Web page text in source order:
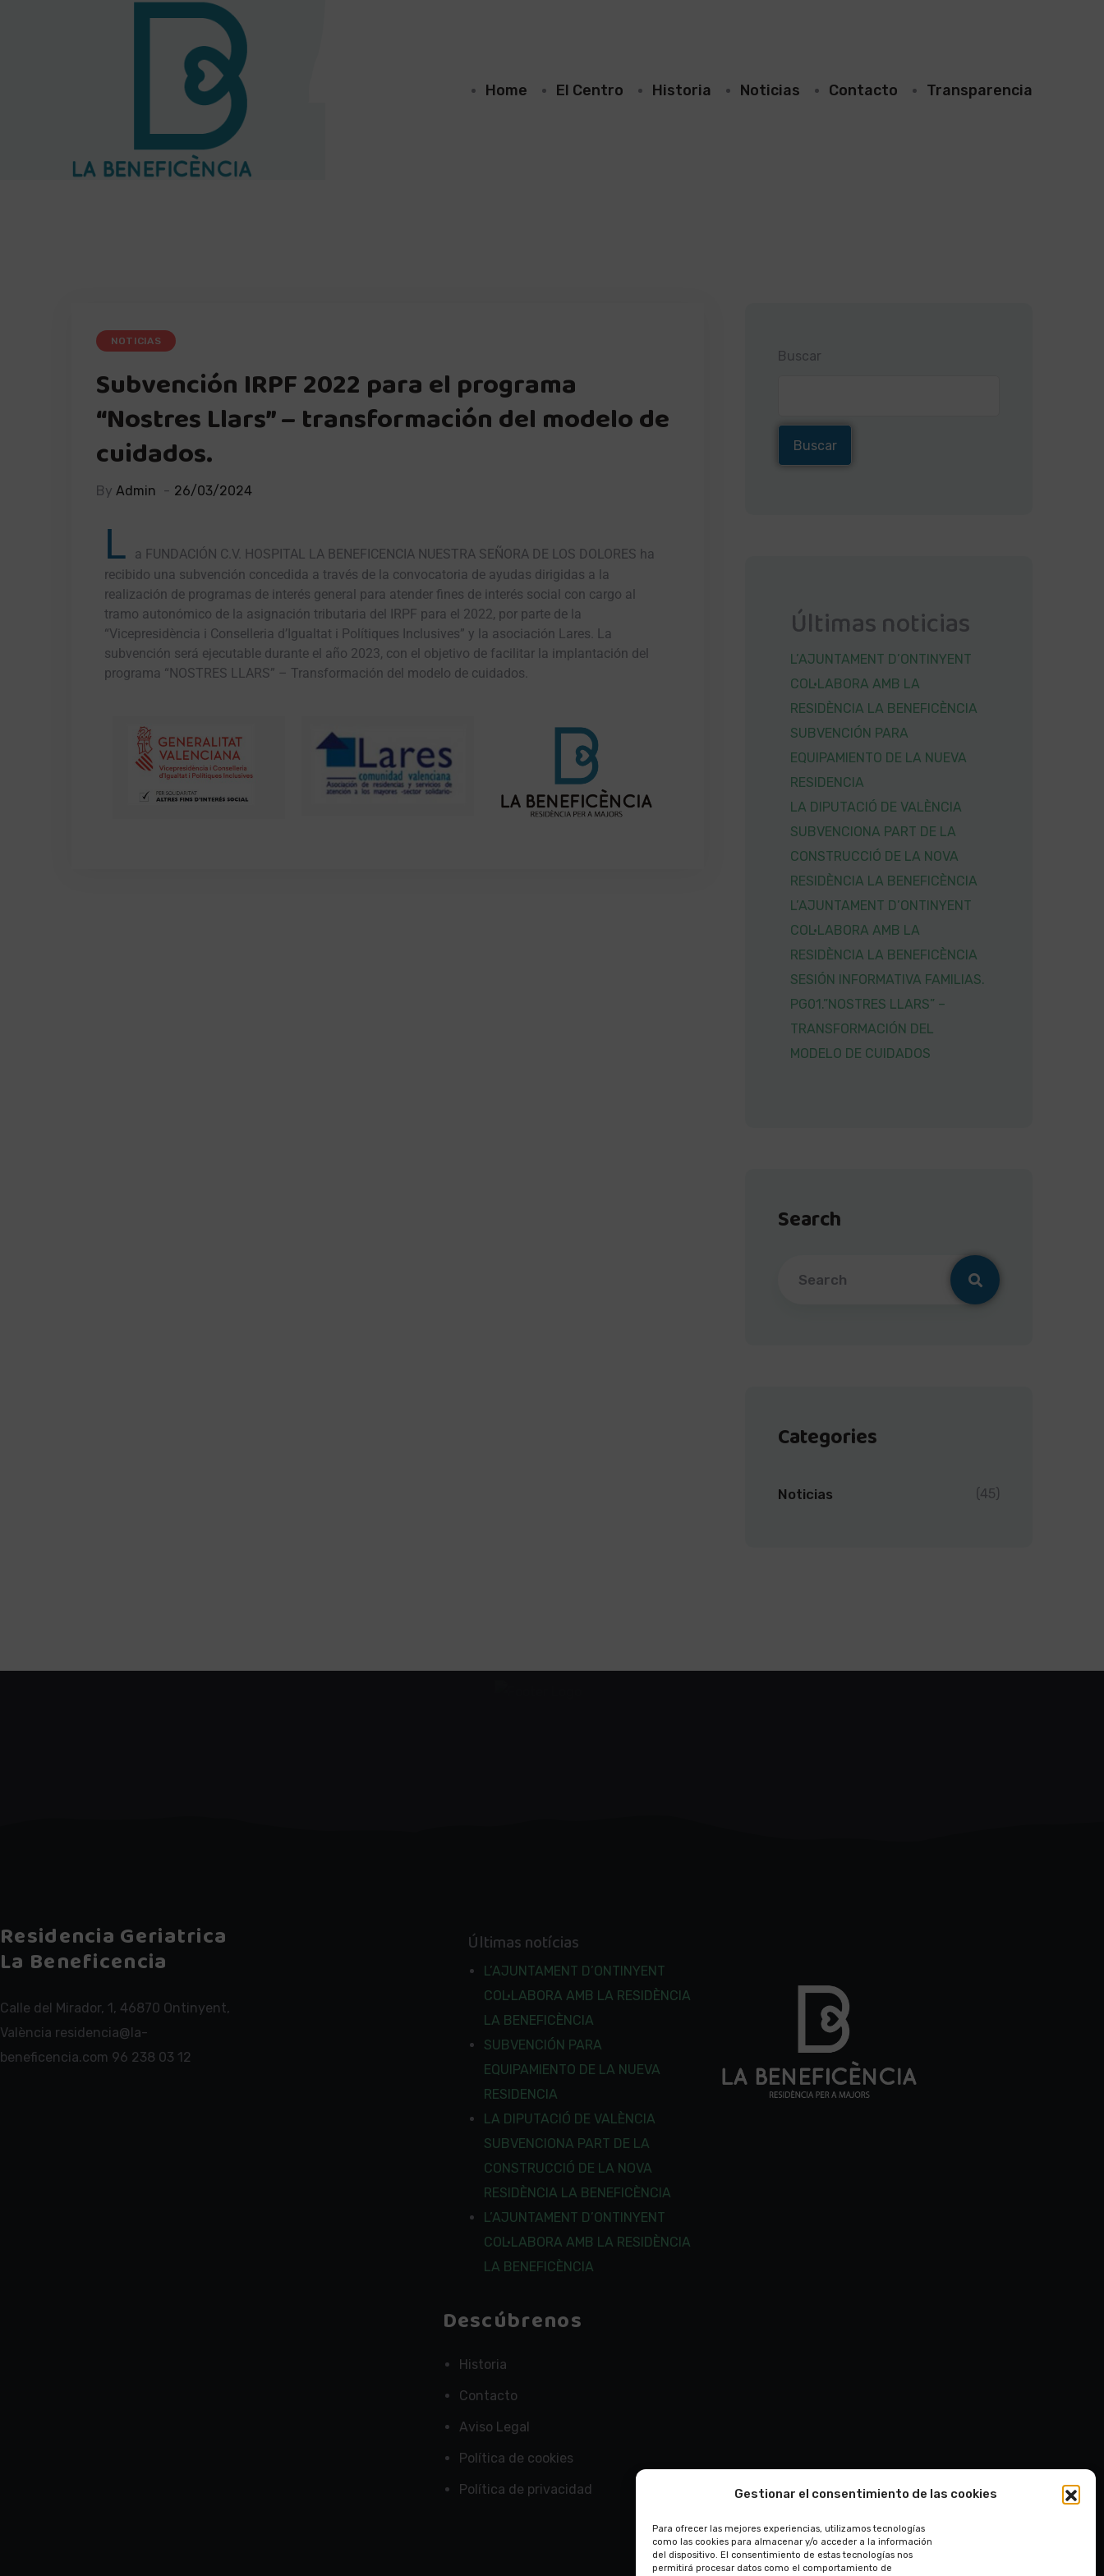
Gestionar el consentimiento de las cookies
Para ofrecer las mejores experiencias, utilizamos tecnologías
como las cookies para almacenar y/o acceder a la información
del dispositivo. El consentimiento de estas tecnologías nos
permitirá procesar datos como el comportamiento de
Home El Centro Historia Noticias Contacto Transparencia
NOTICIAS
Subvención IRPF 2022 para el programa
“Nostres Llars” – transformación del modelo de
cuidados.
By Admin 26/03/2024
L
a FUNDACIÓN C.V. HOSPITAL LA BENEFICENCIA NUESTRA SEÑORA DE LOS DOLORES ha
recibido una subvención concedida a través de la convocatoria de ayudas dirigidas a la
realización de programas de interés general para atender fines de interés social con cargo al
tramo autonómico de la asignación tributaria del IRPF para el 2022, por parte de la
“Vicepresidència i Conselleria d’Igualtat i Polítiques Inclusives” y la asociación Lares. La
subvención será ejecutable durante el año 2023, con el objetivo de facilitar la implantación del
programa “NOSTRES LLARS” – Transformación del modelo de cuidados.
Buscar
Buscar
Últimas noticias
L’AJUNTAMENT D’ONTINYENT
COL·LABORA AMB LA
RESIDÈNCIA LA BENEFICÈNCIA
SUBVENCIÓN PARA
EQUIPAMIENTO DE LA NUEVA
RESIDENCIA
LA DIPUTACIÓ DE VALÈNCIA
SUBVENCIONA PART DE LA
CONSTRUCCIÓ DE LA NOVA
RESIDÈNCIA LA BENEFICÈNCIA
L’AJUNTAMENT D’ONTINYENT
COL·LABORA AMB LA
RESIDÈNCIA LA BENEFICÈNCIA
SESIÓN INFORMATIVA FAMILIAS.
PG01.”NOSTRES LLARS” –
TRANSFORMACIÓN DEL
MODELO DE CUIDADOS
Search
Categories
Noticias (45)
Residencia Geriatrica
La Beneficencia
Calle del Mirador, 1, 46870 Ontinyent,
València residencia@la-
beneficencia.com 96 238 03 12
Últimas notícias
L’AJUNTAMENT D’ONTINYENT
COL·LABORA AMB LA RESIDÈNCIA
LA BENEFICÈNCIA
SUBVENCIÓN PARA
EQUIPAMIENTO DE LA NUEVA
RESIDENCIA
LA DIPUTACIÓ DE VALÈNCIA
SUBVENCIONA PART DE LA
CONSTRUCCIÓ DE LA NOVA
RESIDÈNCIA LA BENEFICÈNCIA
L’AJUNTAMENT D’ONTINYENT
COL·LABORA AMB LA RESIDÈNCIA
LA BENEFICÈNCIA
Descúbrenos
Historia
Contacto
Aviso Legal
Política de cookies
Política de privacidad